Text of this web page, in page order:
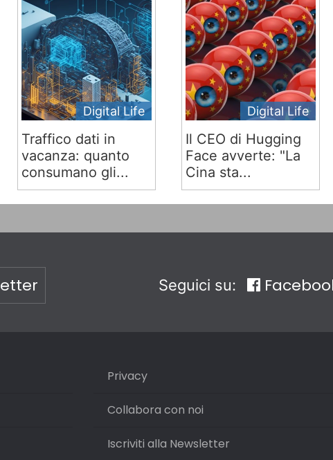
Digital Life
Traffico dati in
vacanza: quanto
consumano gli...
Digital Life
Il CEO di Hugging
Face avverte: "La
Cina sta...
Seguici su:
Privacy
Collabora con noi
Iscriviti alla Newsletter